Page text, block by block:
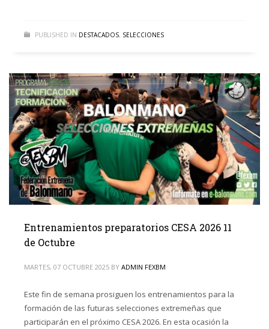
PUBLISHED IN DESTACADOS, SELECCIONES
Entrenamientos preparatorios CESA 2026 11
de Octubre
MARTES, 07 OCTUBRE 2025 BY ADMIN FEXBM
Este fin de semana prosiguen los entrenamientos para la
formación de las futuras selecciones extremeñas que
participarán en el próximo CESA 2026. En esta ocasión la